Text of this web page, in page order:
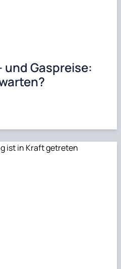
und Gaspreise: